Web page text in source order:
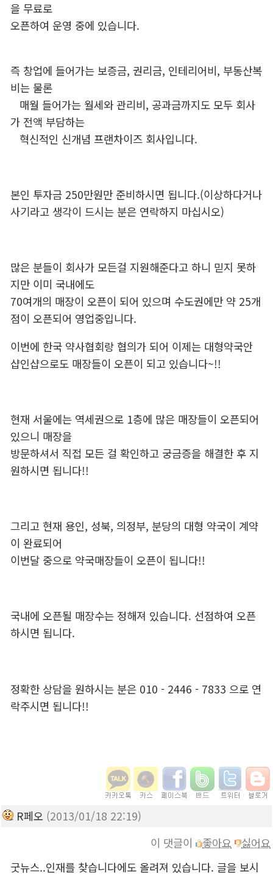
을 무료로
오픈하여 운영 중에 있습니다.
즉 창업에 들어가는 보증금, 권리금, 인테리어비, 부동산복
비는 물론
매월 들어가는 월세와 관리비, 공과금까지도 모두 회사
가 전액 부담하는
혁신적인 신개념 프랜차이즈 회사입니다.
본인 투자금 250만원만 준비하시면 됩니다.(이상하다거나
사기라고 생각이 드시는 분은 연락하지 마십시오)
많은 분들이 회사가 모든걸 지원해준다고 하니 믿지 못하
지만 이미 국내에도
70여개의 매장이 오픈이 되어 있으며 수도권에만 약 25개
점이 오픈되어 영업중입니다.
이번에 한국 약사협회랑 협의가 되어 이제는 대형약국안
샵인샵으로도 매장들이 오픈이 되고 있습니다~!!
현재 서울에는 역세권으로 1층에 많은 매장들이 오픈되어
있으니 매장을
방문하셔서 직접 모든 걸 확인하고 궁금증을 해결한 후 지
원하시면 됩니다!!
그리고 현재 용인, 성북, 의정부, 분당의 대형 약국이 계약
이 완료되어
이번달 중으로 약국매장들이 오픈이 됩니다!!
국내에 오픈될 매장수는 정해져 있습니다. 선점하여 오픈
하시면 됩니다.
정확한 상담을 원하시는 분은 010 - 2446 - 7833 으로 연
락주시면 됩니다!!
R페오 (2013/01/18 22:19)
이 댓글이
좋아요
싫어요
굿뉴스..인재를 찾습니다에도 올려져 있습니다. 글을 보시